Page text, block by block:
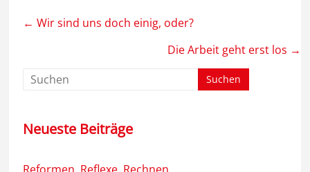
← Wir sind uns doch einig, oder?
Die Arbeit geht erst los →
Neueste Beiträge